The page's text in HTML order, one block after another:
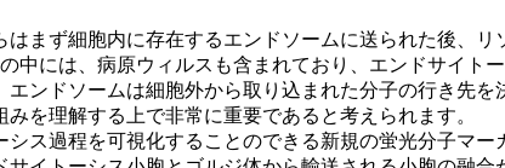
まず細胞内に存在するエンドソームに送られた後、リ
には、病原ウィルスも含まれており、エンドサイト
ンドソームは細胞外から取り込まれた分子の行き先
を理解する上で非常に重要であると考えられます。
ス過程を可視化することのできる新規の蛍光分子マー